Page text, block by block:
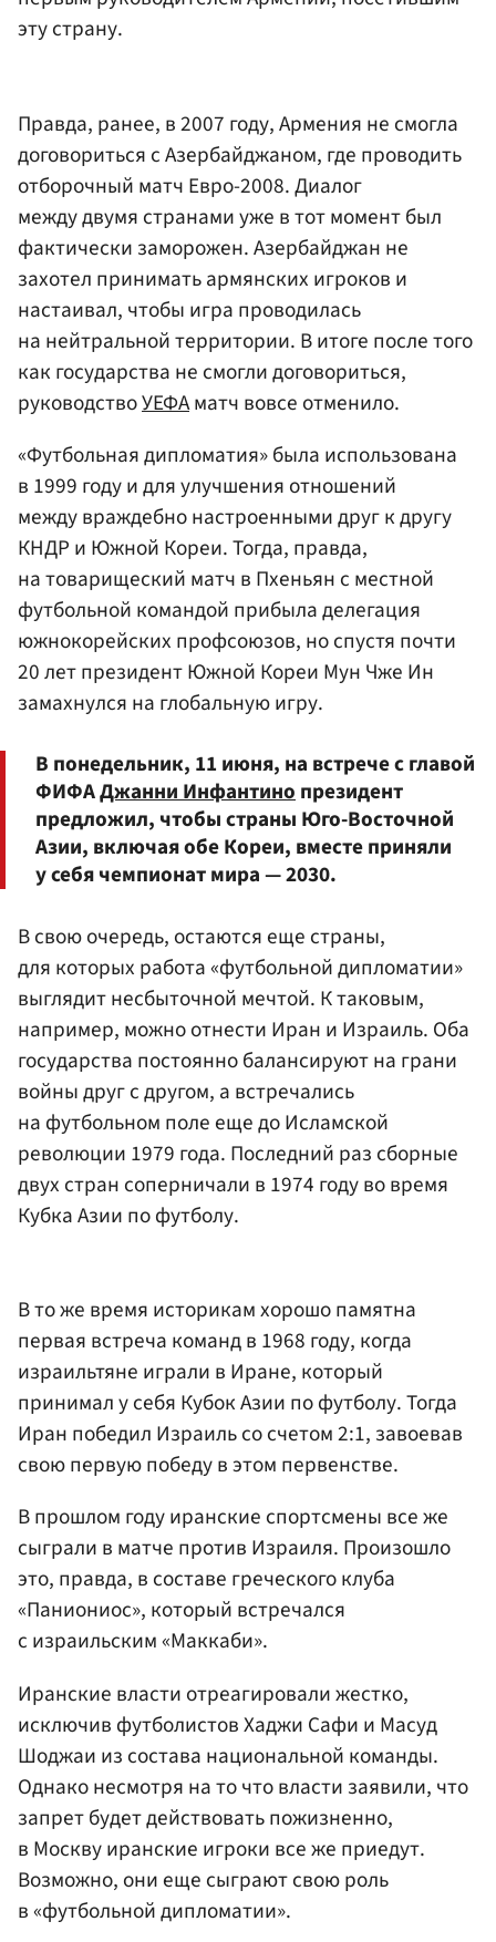
эту страну.
Правда, ранее, в 2007 году, Армения не смогла
договориться с Азербайджаном, где проводить
отборочный матч Евро-2008. Диалог
между двумя странами уже в тот момент был
фактически заморожен. Азербайджан не
захотел принимать армянских игроков и
настаивал, чтобы игра проводилась
на нейтральной территории. В итоге после того
как государства не смогли договориться,
руководствоУЕФАматч вовсе отменило.
«Футбольная дипломатия» была использована
в 1999 году и для улучшения отношений
между враждебно настроенными друг к другу
КНДР и Южной Кореи. Тогда, правда,
на товарищеский матч в Пхеньян с местной
футбольной командой прибыла делегация
южнокорейских профсоюзов, но спустя почти
20 лет президент Южной Кореи Мун Чже Ин
замахнулся на глобальную игру.
В понедельник, 11 июня, на встрече с главой
ФИФАДжанни Инфантинопрезидент
предложил, чтобы страны Юго-Восточной
Азии, включая обе Кореи, вместе приняли
у себя чемпионат мира — 2030.
В свою очередь, остаются еще страны,
для которых работа «футбольной дипломатии»
выглядит несбыточной мечтой. К таковым,
например, можно отнести Иран и Израиль. Оба
государства постоянно балансируют на грани
войны друг с другом, а встречались
на футбольном поле еще до Исламской
революции 1979 года. Последний раз сборные
двух стран соперничали в 1974 году во время
Кубка Азии по футболу.
В то же время историкам хорошо памятна
первая встреча команд в 1968 году, когда
израильтяне играли в Иране, который
принимал у себя Кубок Азии по футболу. Тогда
Иран победил Израиль со счетом 2:1, завоевав
свою первую победу в этом первенстве.
В прошлом году иранские спортсмены все же
сыграли в матче против Израиля. Произошло
это, правда, в составе греческого клуба
«Паниониос», который встречался
с израильским «Маккаби».
Иранские власти отреагировали жестко,
исключив футболистов Хаджи Сафи и Масуд
Шоджаи из состава национальной команды.
Однако несмотря на то что власти заявили, что
запрет будет действовать пожизненно,
в Москву иранские игроки все же приедут.
Возможно, они еще сыграют свою роль
в «футбольной дипломатии».